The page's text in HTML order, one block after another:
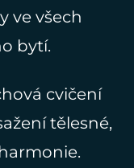
ve všech
bytí.
cvičení
tělesné,